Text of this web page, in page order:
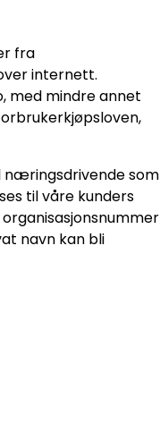
fra
internett.
med mindre annet
næringsdrivende som
til våre kunders
navn kan bli